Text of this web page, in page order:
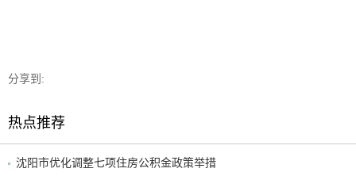
分享到:
热点推荐
沈阳市优化调整七项住房公积金政策举措